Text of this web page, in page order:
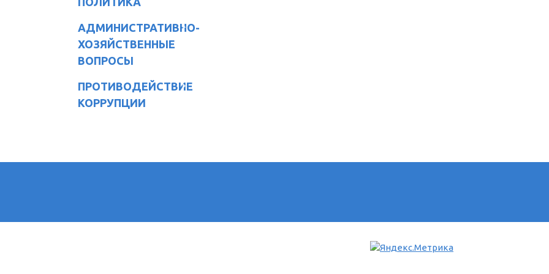
АДМИНИСТРАТИВНО-
ХОЗЯЙСТВЕННЫЕ
ВОПРОСЫ
ПРОТИВОДЕЙСТВИЕ
КОРРУПЦИИ